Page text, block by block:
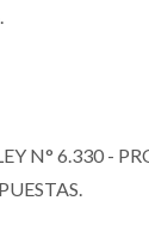
N° 6.330 -